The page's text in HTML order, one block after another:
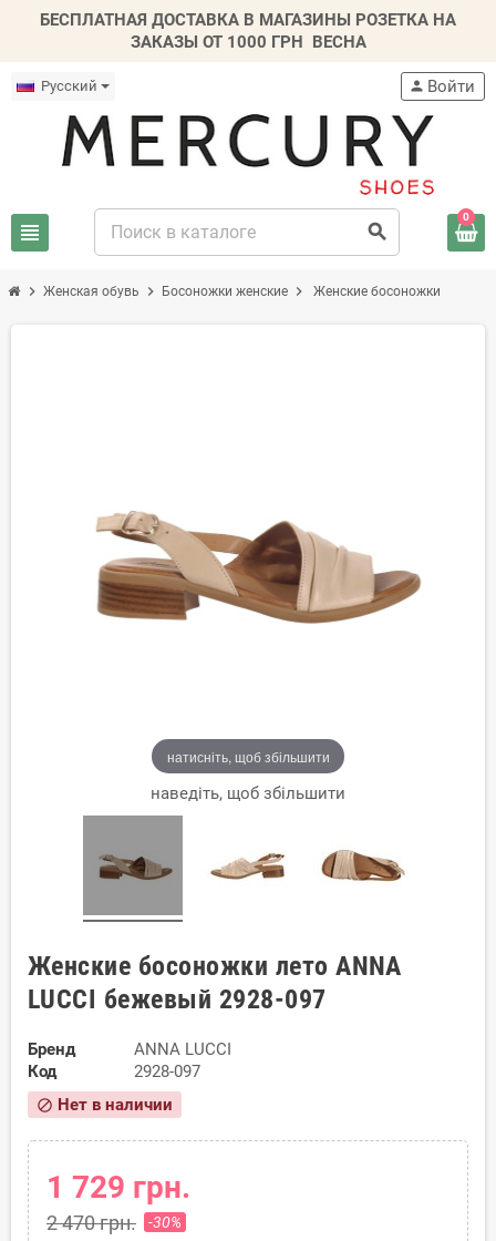
БЕСПЛАТНАЯ ДОСТАВКА В МАГАЗИНЫ РОЗЕТКА НА
ЗАКАЗЫ ОТ 1000 ГРН ВЕСНА
Русский
view_headline search
person Войти
0
chevron_right Женская обувь chevron_right Босоножки женские chevron_right Женские босоножки
натисніть, щоб збільшити
наведіть, щоб збільшити
Женские босоножки лето ANNA
LUCCI бежевый 2928-097
Бренд
ANNA LUCCI
Код
2928-097
block Нет в наличии
1 729 грн.
2 470 грн. -30%